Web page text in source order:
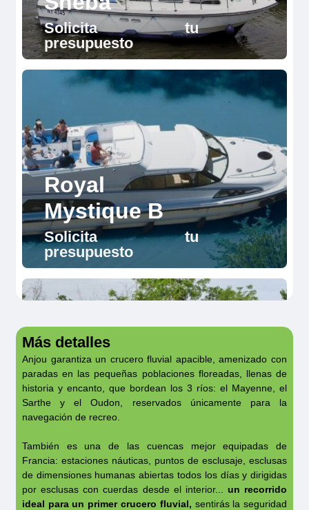
Solicita tu
presupuesto
Royal
Mystique B
Solicita tu
presupuesto
Royal
Classique
Más detalles
Anjou garantiza un crucero fluvial apacible, amenizado con
paradas en las pequeñas poblaciones floreadas, llenas de
historia y encanto, que bordean los 3 ríos: el Mayenne, el
Sarthe y el Oudon, reservados únicamente para la
navegación de recreo.
También es una de las cuencas mejor equipadas de
Francia: estaciones náuticas, puntos de esclusaje, esclusas
de dimensiones humanas abiertas todos los días y dirigidas
por esclusas con cuerdas desde el interior... un recorrido
ideal para un primer crucero fluvial, sentirás la seguridad